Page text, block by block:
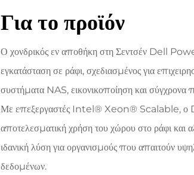
Για το προϊόν
Ο χονδρικός εν αποθήκη στη Σεντσέν Dell
εγκατάσταση σε ράφι, σχεδιασμένος για
συστήματα NAS, εικονικοποίηση και σύγχρονα
Με επεξεργαστές Intel® Xeon® Scalable, ο
αποτελεσματική χρήση του χώρου στο ράφι και
ιδανική λύση για οργανισμούς που απαιτούν
δεδομένων.